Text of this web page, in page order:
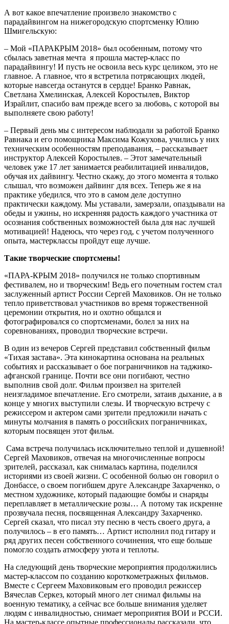
А вот какое впечатление произвело знакомство с
парадайвингом на нижегородскую спортсменку Юлию
Шмигельскую:
– Мой «ПАРА­КРЫМ 2018» был особенным, потому что
сбылась заветная мечта ­ я прошла мастер-­класс по
парадайвингу! И пусть не освоила весь курс целиком, это не
главное. А главное, что я встретила потрясающих людей,
которые навсегда останутся в сердце! Бранко Равнак,
Светлана Хмелинская, Алексей Коростылев, Виктор
Израйлит, спасибо вам прежде всего за любовь, с которой вы
выполняете свою работу!
– Первый день мы с интересом наблюдали за работой Бранко
Равнака и его помощника Максима Кожухова, учились у них
техническим особенностям преподавания, – рассказывает
инструктор Алексей Коростылев. – Этот замечательный
человек уже 17 лет занимается реабилитацией инвалидов,
обучая их дайвингу. Честно скажу, до этого момента я только
слышал, что возможен дайвинг для всех. Теперь же я на
практике убедился, что это в самом деле доступно
практически каждому. Мы уставали, замерзали, опаздывали на
обеды и ужины, но искренняя радость каждого участника от
осознания собственных возможностей была для нас лучшей
мотивацией! Надеюсь, что через год, с учетом полученного
опыта, мастер­классы пройдут еще лучше.
Такие творческие спортсмены!
«ПАРА-­КРЫМ 2018» получился не только спортивным
фестивалем, но и творческим! Ведь его почетным гостем стал
заслуженный артист России Сергей Маховиков. Он не только
тепло приветствовал участников во время торжественной
церемонии открытия, но и охотно общался и
фотографировался со спортсменами, болел за них на
соревнованиях, проводил творческие встречи.
В один из вечеров Сергей представил собственный фильм
«Тихая застава». Эта кинокартина основана на реальных
событиях и рассказывает о бое пограничников на таджико­-
афганской границе. Почти все они погибают, честно
выполнив свой долг. Фильм произвел на зрителей
неизгладимое впечатление. Его смотрели, затаив дыхание, а в
конце у многих выступили слезы. И творческую встречу с
режиссером и актером сами зрители предложили начать с
минуты молчания в память о российских пограничниках,
которым посвящен этот фильм.
Сама встреча получилась исключительно теплой и душевной!
Сергей Маховиков, отвечая на многочисленные вопросы
зрителей, рассказал, как снималась картина, поделился
историями из своей жизни. С особенной болью он говорил о
Донбассе, о своем погибшем друге Александре Захарченко, о
местном художнике, который падающие бомбы и снаряды
переплавляет в металлические розы… А потому так искренне
прозвучала песня, посвященная Александру Захарченко.
Сергей сказал, что писал эту песню в честь своего друга, а
получилось – в его память… Артист исполнил под гитару и
ряд других песен собственного сочинения, что еще больше
помогло создать атмосферу уюта и теплоты.
На следующий день творческие мероприятия продолжились
мастер-­классом по созданию короткометражных фильмов.
Вместе с Сергеем Маховиковым его проводил режиссер
Вячеслав Серкез, который много лет снимал фильмы на
военную тематику, а сейчас все больше внимания уделяет
людям с инвалидностью, снимает мероприятия ВОИ и РССИ.
На мастер-­классе опытные профессионалы рассказали, что